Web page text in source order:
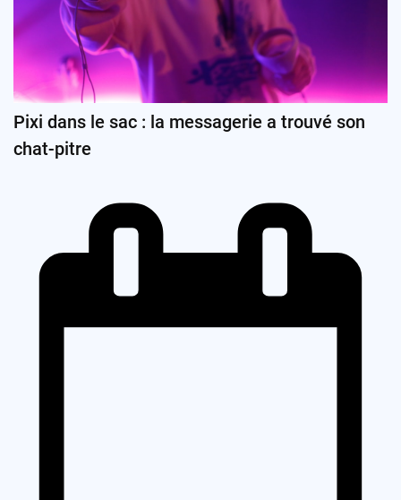
Pixi dans le sac : la messagerie a trouvé son
chat-pitre